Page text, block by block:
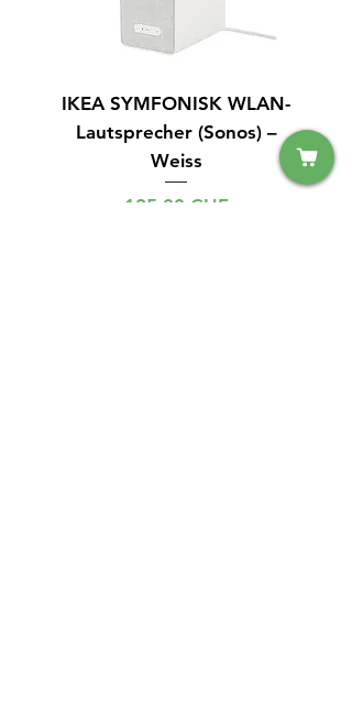
IKEA SYMFONISK WLAN-
Lautsprecher (Sonos) –
Weiss
Preis
125,00 CHF